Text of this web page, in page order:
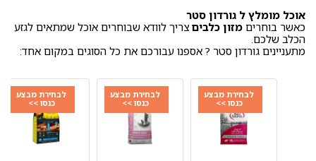
אוכל מומלץ ל גורדון סטר
כאשר בוחרים מזון כלבים צריך לוודא שבוחרים אוכל שמתאים לגזע
הכלב שלכם.
מתעניינים גורדון סטר ? אספנו עבורכם את כל הסוגים במקום אחד:
לבחירת מבצע
כנסו >>
לבחירת מבצע
כנסו >>
לבחירת מבצע
כנסו >>